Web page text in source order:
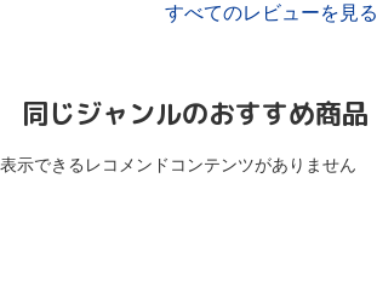
すべてのレビューを見る
同じジャンルのおすすめ商品
表示できるレコメンドコンテンツがありません